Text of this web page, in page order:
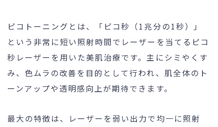
ピコトーニングとは、「ピコ秒（1兆分の1秒）」
という非常に短い照射時間でレーザーを当てるピコ
秒レーザーを用いた美肌治療です。主にシミやくす
み、色ムラの改善を目的として行われ、肌全体のト
ーンアップや透明感向上が期待できます。
最大の特徴は、レーザーを弱い出力で均一に照射